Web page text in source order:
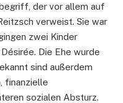
der vor allem auf
verweist. Sie war
zwei Kinder
Die Ehe wurde
sind außerdem
finanzielle
sozialen Absturz.